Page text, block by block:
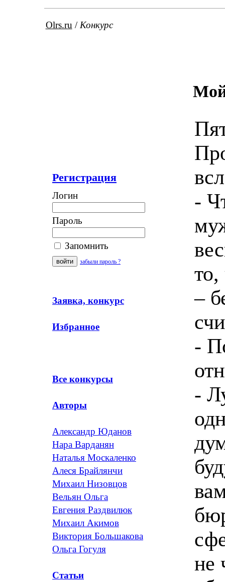
Olrs.ru / Конкурс
Регистрация
Логин
Пароль
Запомнить
забыли пароль ?
Заявка, конкурс
Избранное
Все конкурсы
Авторы
Александр Юданов
Нара Варданян
Наталья Москаленко
Алеся Брайлянчи
Михаил Низовцов
Вельян Ольга
Евгения Раздвилюк
Михаил Акимов
Виктория Большакова
Ольга Гогуля
Статьи
-
–
-
-
не